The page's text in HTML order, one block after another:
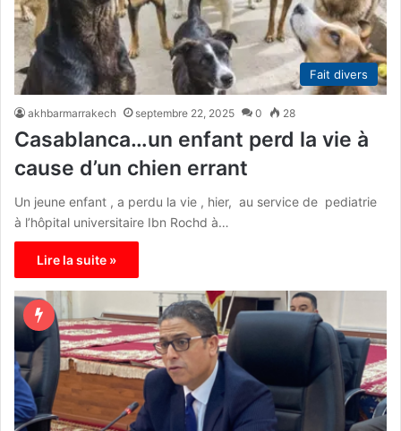
Fait divers
akhbarmarrakech septembre 22, 2025 0 28
Casablanca…un enfant perd la vie à
cause d’un chien errant
Un jeune enfant , a perdu la vie , hier, au service de pediatrie
à l’hôpital universitaire Ibn Rochd à…
Lire la suite »